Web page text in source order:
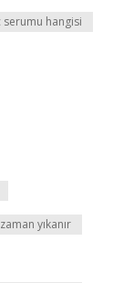
serumu hangisi
yıkanır